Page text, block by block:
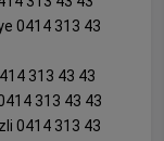
0414 313 43
313 43 43
313 43 43
0414 313 43